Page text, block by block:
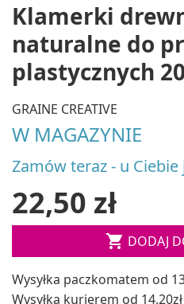
Klamerki
naturalne do
plastycznych
GRAINE CREATIVE
W MAGAZYNIE
Zamów teraz - u
22,50 zł
 DODAJ
Wysyłka paczkomatem od
Wysyłka kurierem od 14,20zł